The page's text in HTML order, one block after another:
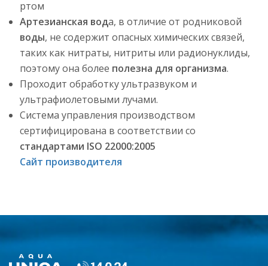
ртом
Артезианская вода, в отличие от родниковой
воды, не содержит опасных химических связей,
таких как нитраты, нитриты или радионуклиды,
поэтому она более полезна для организма.
Проходит обработку ультразвуком и
ультрафиолетовыми лучами.
Система управления производством
сертифицирована в соответствии со
стандартами ISO 22000:2005
Сайт производителя